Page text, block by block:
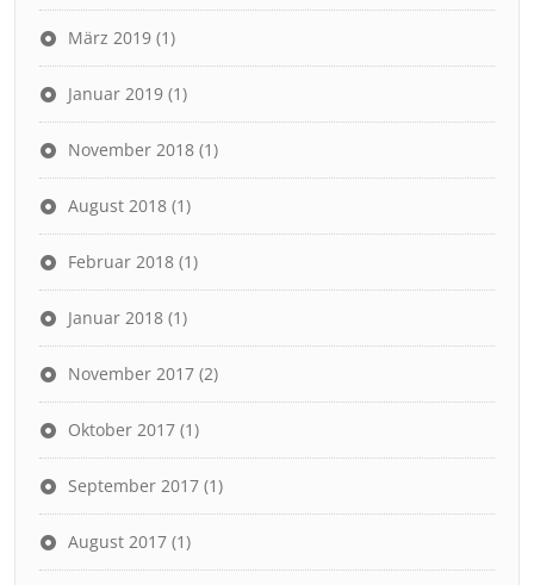
März 2019 (1)
Januar 2019 (1)
November 2018 (1)
August 2018 (1)
Februar 2018 (1)
Januar 2018 (1)
November 2017 (2)
Oktober 2017 (1)
September 2017 (1)
August 2017 (1)